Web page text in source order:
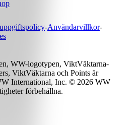
-Användarvillkor-
WW-logotypen, ViktVäktarna-
ViktVäktarna och Points är
International, Inc. © 2026 WW
förbehållna.